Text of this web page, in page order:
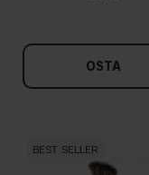
OSTA
BEST SELLER